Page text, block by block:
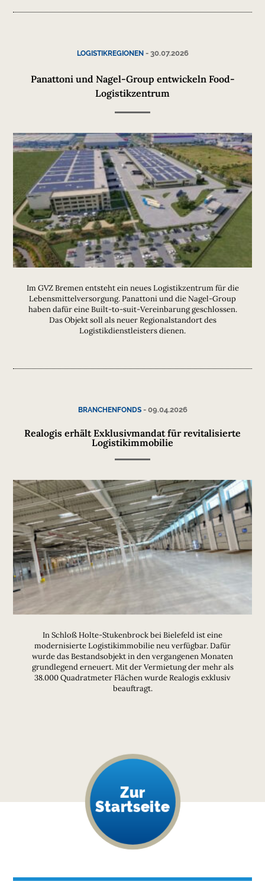
LOGISTIKREGIONEN- 30.07.2026
Panattoni und Nagel-Group entwickeln Food-
Logistikzentrum
Im GVZ Bremen entsteht ein neues Logistikzentrum für die
Lebensmittelversorgung. Panattoni und die Nagel-Group
haben dafür eine Built-to-suit-Vereinbarung geschlossen.
Das Objekt soll als neuer Regionalstandort des
Logistikdienstleisters dienen.
BRANCHENFONDS- 09.04.2026
Realogis erhält Exklusivmandat für revitalisierte
Logistikimmobilie
In Schloß Holte-Stukenbrock bei Bielefeld ist eine
modernisierte Logistikimmobilie neu verfügbar. Dafür
wurde das Bestandsobjekt in den vergangenen Monaten
grundlegend erneuert. Mit der Vermietung der mehr als
38.000 Quadratmeter Flächen wurde Realogis exklusiv
beauftragt.
Zur
Startseite